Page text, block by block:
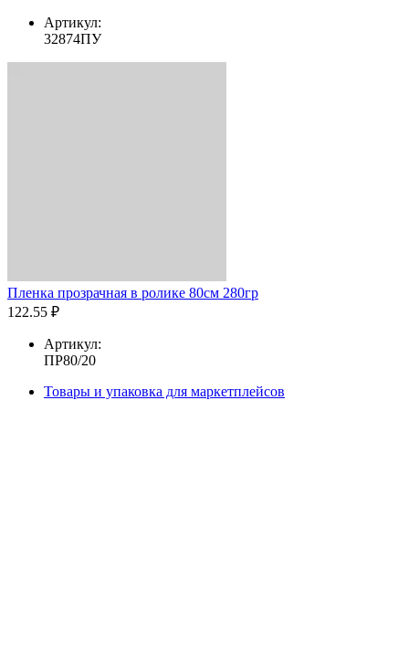
Артикул:
32874ПУ
Пленка прозрачная в ролике 80см 280гр
122.55 ₽
Артикул:
ПР80/20
Товары и упаковка для маркетплейсов